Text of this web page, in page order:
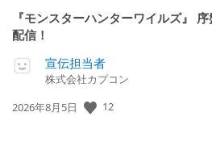
『モンスターハンターワイルズ』
配信！
宣伝担当者
株式会社カプコン
公
2026年8月5日 12